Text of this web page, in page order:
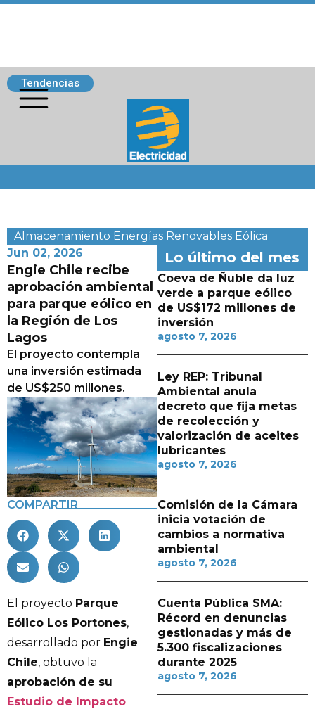
Tendencias
Almacenamiento Energías Renovables Eólica
Jun 02, 2026
Engie Chile recibe
aprobación ambiental
para parque eólico en
la Región de Los
Lagos
El proyecto contempla
una inversión estimada
de US$250 millones.
COMPARTIR
El proyecto Parque
Eólico Los Portones,
desarrollado por Engie
Chile, obtuvo la
aprobación de su
Estudio de Impacto
Lo último del mes
Coeva de Ñuble da luz
verde a parque eólico
de US$172 millones de
inversión
agosto 7, 2026
Ley REP: Tribunal
Ambiental anula
decreto que fija metas
de recolección y
valorización de aceites
lubricantes
agosto 7, 2026
Comisión de la Cámara
inicia votación de
cambios a normativa
ambiental
agosto 7, 2026
Cuenta Pública SMA:
Récord en denuncias
gestionadas y más de
5.300 fiscalizaciones
durante 2025
agosto 7, 2026